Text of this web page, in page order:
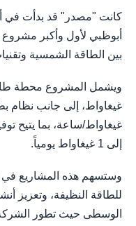
أبوظبي لأول وأكبر
بين الطاقة الشمسية
غيغاواط/ساعة، بما يتيح
إلى 1 غيغاواط يومياً.
وستسهم هذه المشاريع
للطاقة النظيفة، وتعزيز
الوسطى حيث تطور